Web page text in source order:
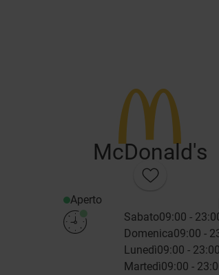
McDonald's
Aperto
Sabato09:00 -
Domenica09:00 -
Lunedì09:00 - 23:00
Martedì09:00 -